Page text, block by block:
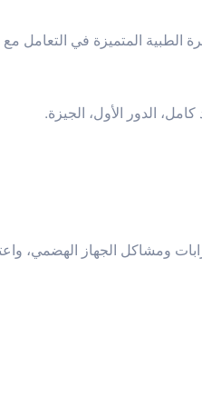
الطبية المتميزة في التعامل
ومشاكل الجهاز الهضمي،